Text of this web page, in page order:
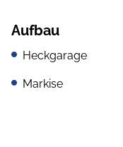
Aufbau
Heckgarage
Markise